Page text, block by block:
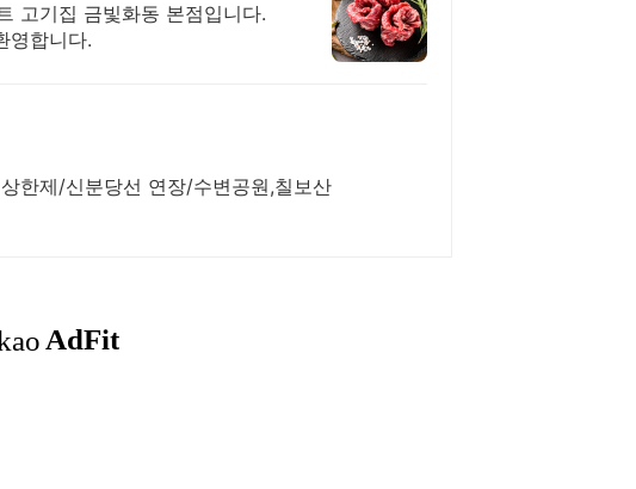
고기집 금빛화동 본점입니다.
영합니다.
한제/신분당선 연장/수변공원,칠보산